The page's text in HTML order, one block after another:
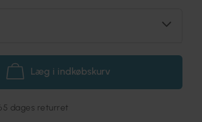
Læg i indkøbskurv
dages returret